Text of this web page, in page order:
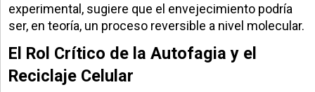
experimental, sugiere que el envejecimiento podría
ser, en teoría, un proceso reversible a nivel molecular.
El Rol Crítico de la Autofagia y el
Reciclaje Celular